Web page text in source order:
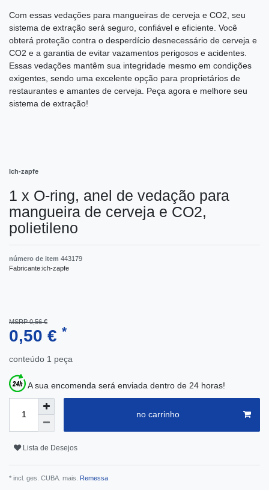
Com essas vedações para mangueiras de cerveja e CO2, seu
sistema de extração será seguro, confiável e eficiente. Você
obterá proteção contra o desperdício desnecessário de cerveja e
CO2 e a garantia de evitar vazamentos perigosos e acidentes.
Essas vedações mantêm sua integridade mesmo em condições
exigentes, sendo uma excelente opção para proprietários de
restaurantes e amantes de cerveja. Peça agora e melhore seu
sistema de extração!
Ich-zapfe
1 x O-ring, anel de vedação para
mangueira de cerveja e CO2,
polietileno
número de item 443179
Fabricante:ich-zapfe
MSRP 0,56 €
0,50 € *
conteúdo 1 peça
A sua encomenda será enviada dentro de 24 horas!
no carrinho
Lista de Desejos
* incl. ges. CUBA. mais. Remessa